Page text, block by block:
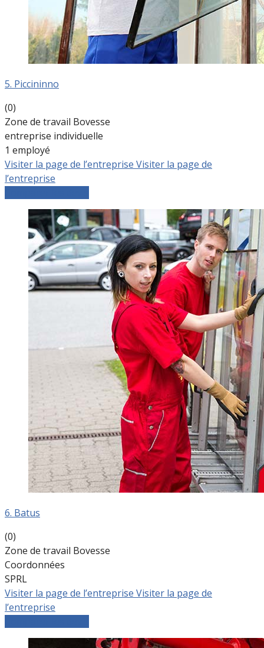
5. Piccininno
(0)
Zone de travail Bovesse
entreprise individuelle
1 employé
Visiter la page de l’entreprise Visiter la page de
l’entreprise
6. Batus
(0)
Zone de travail Bovesse
Coordonnées
SPRL
Visiter la page de l’entreprise Visiter la page de
l’entreprise